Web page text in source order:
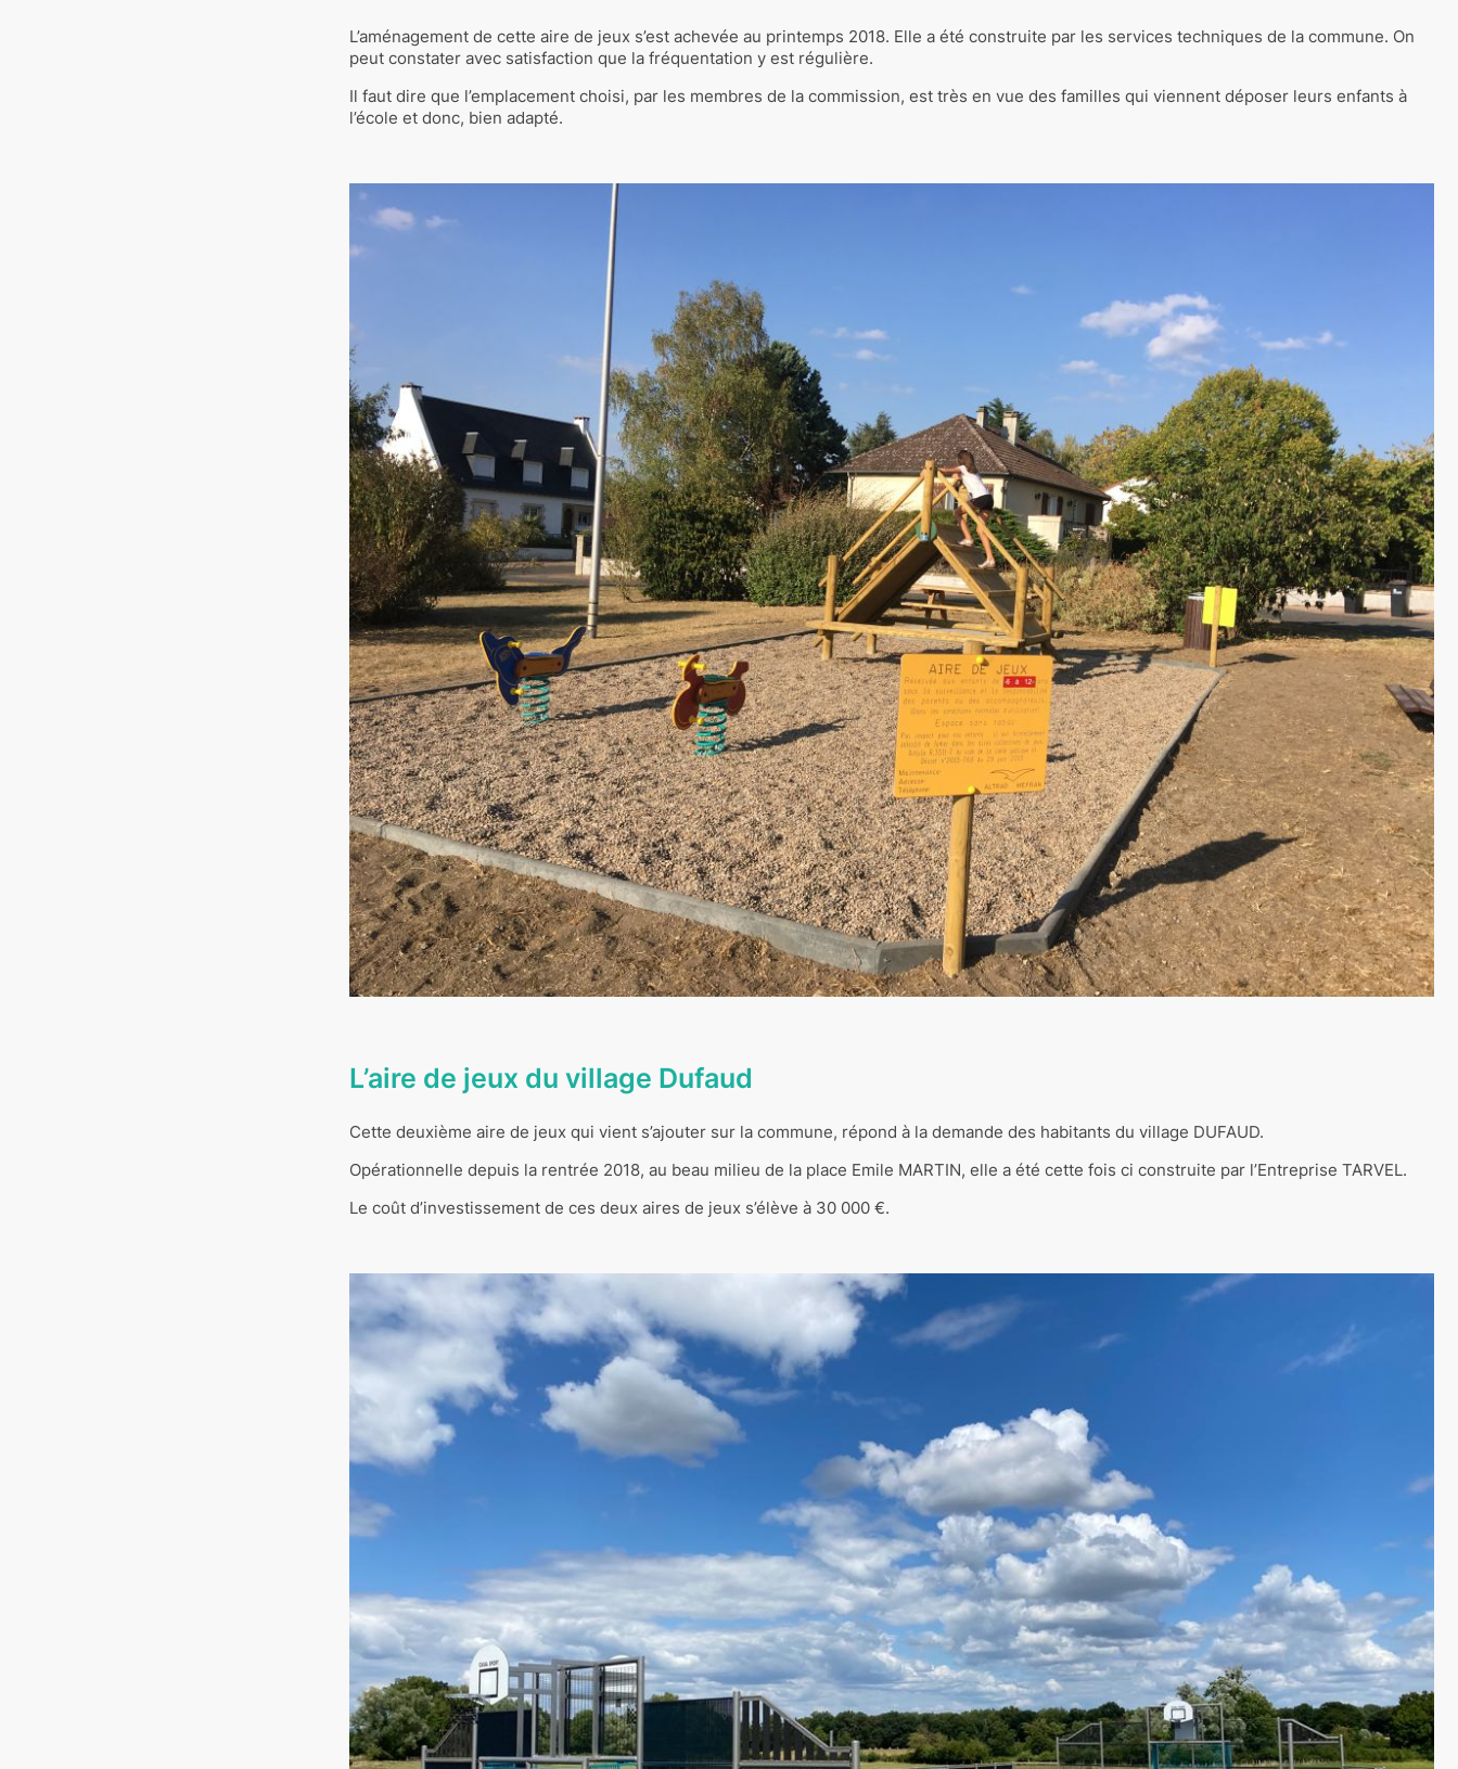
L’aménagement de cette aire de jeux s’est achevée au printemps 2018. Elle a été construite par les services techniques de la commune. On
peut constater avec satisfaction que la fréquentation y est régulière.
Il faut dire que l’emplacement choisi, par les membres de la commission, est très en vue des familles qui viennent déposer leurs enfants à
l’école et donc, bien adapté.
L’aire de jeux du village Dufaud
Cette deuxième aire de jeux qui vient s’ajouter sur la commune, répond à la demande des habitants du village DUFAUD.
Opérationnelle depuis la rentrée 2018, au beau milieu de la place Emile MARTIN, elle a été cette fois ci construite par l’Entreprise TARVEL.
Le coût d’investissement de ces deux aires de jeux s’élève à 30 000 €.